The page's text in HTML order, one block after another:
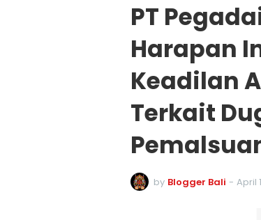
PT
Harapan
Keadilan
Terkait
by Blogger Bali - April